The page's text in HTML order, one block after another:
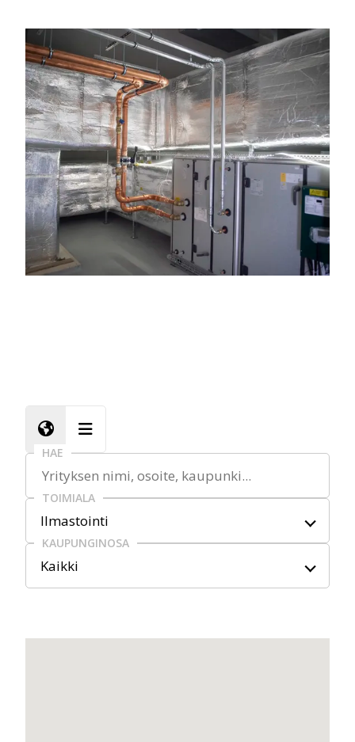
HAE
TOIMIALA
Ilmastointi
KAUPUNGINOSA
Kaikki